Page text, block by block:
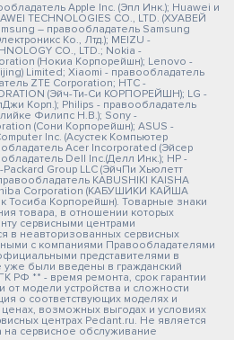
Apple Inc. (Эпл Инк.); Huawei и
TECHNOLOGIES CO., LTD. (ХУАВЕЙ
– правообладатель Samsung
Ко., Лтд.); MEIZU -
CO., LTD.; Nokia -
(Нокиа Корпорейшн); Lenovo -
Limited; Xiaomi - правообладатель
ZTE Corporation; HTC -
(Эйч-Ти-Си КОРПОРЕЙШН); LG -
Корп.); Philips - правообладатель
Филипс Н.В.); Sony -
(Сони Корпорейшн); ASUS -
Inc. (Асустек Компьютер
Acer Incorporated (Эйсер
Dell Inc.(Делл Инк.); HP -
Group LLC (ЭйчПи Хьюлетт
KABUSHIKI KAISHA
Corporation (КАБУШИКИ КАЙША
Корпорейшн). Товарные знаки
товара, в отношении которых
сервисными центрами
в неавторизованных сервисных
с компаниями Правообладателями
представителями в
были введены в гражданский
РФ ** - время ремонта, срок гарантии
от модели устройства и сложности
о соответствующих моделях и
возможных выгодах и условиях
центрах Pedant.ru. Не является
сервисное обслуживание